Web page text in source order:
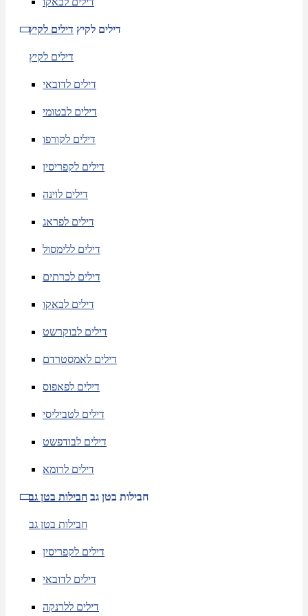
דילים לקיץ דילים לקיץ
דילים לקיץ
דילים לדובאי
דילים לבטומי
דילים לקורפו
דילים לקפריסין
דילים לוינה
דילים לפראג
דילים ללימסול
דילים לכרתים
דילים לבאקו
דילים לבוקרשט
דילים לאמסטרדם
דילים לפאפוס
דילים לטביליסי
דילים לבודפשט
דילים לרומא
חבילות בטן גב חבילות בטן גב
חבילות בטן גב
דילים לקפריסין
דילים לדובאי
דילים ללרנקה